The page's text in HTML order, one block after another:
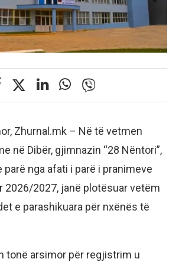
Zhurnal.mk – Në të vetmen
në Dibër, gjimnazin “28 Nëntori”,
nga afati i parë i pranimeve
2026/2027, janë plotësuar vetëm
e parashikuara për nxënës të
tonë arsimor për regjistrim u